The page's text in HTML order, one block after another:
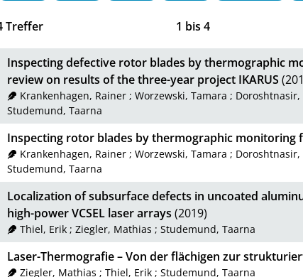
Treffer 1 bis 4
Inspecting defective rotor blades by thermographic
review on results of the three-year project IKARUS
Krankenhagen, Rainer ;Worzewski, Tamara ;
Studemund, Taarna
Inspecting rotor blades by thermographic monitoring
Krankenhagen, Rainer ;Worzewski, Tamara ;
Studemund, Taarna
Localization of subsurface defects in uncoated
high-power VCSEL laser arrays (2019)
Thiel, Erik ;Ziegler, Mathias ;Studemund, Taarna
Laser-Thermografie – Von der flächigen zur
Ziegler, Mathias ;Thiel, Erik ;Studemund, Taarna